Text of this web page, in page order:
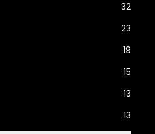
32
23
19
15
13
13